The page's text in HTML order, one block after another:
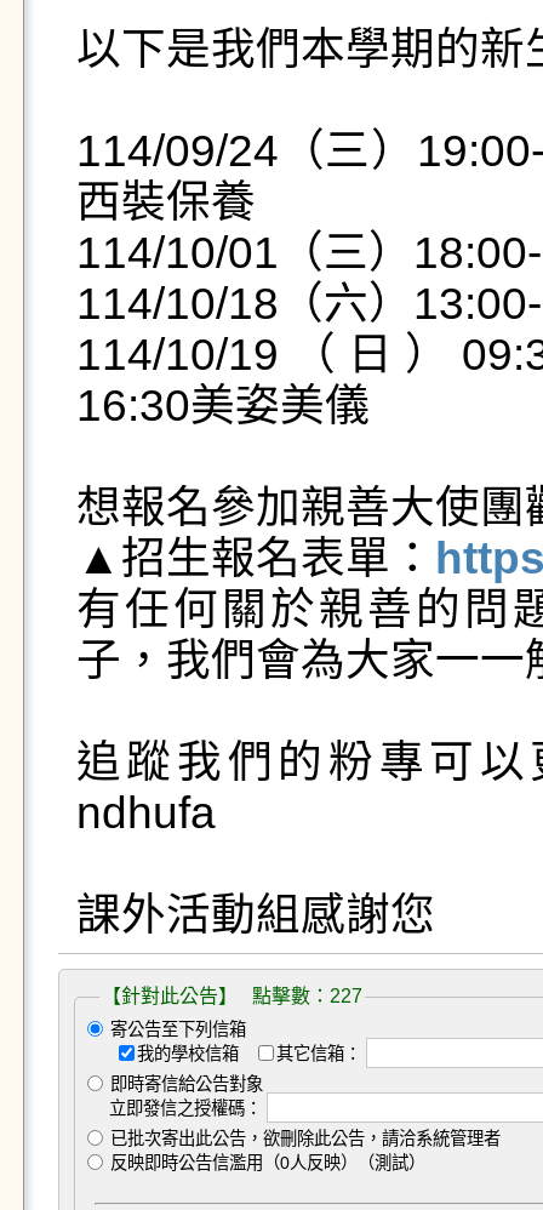
以下是我們本學期的
114/09/24（三）
西裝保養
114/10/01（三）
114/10/18（六）
114/10/19（日）
16:30美姿美儀
想報名參加親善大使
▲招生報名表單：
有任何關於親善的問
子，我們會為大家一一
追蹤我們的粉專可
ndhufa
【針對此公告】 點擊數：227
寄公告至下列信箱
我的學校信箱
其它信箱：
即時寄信給公告對象
立即發信之授權碼：
已批次寄出此公告，欲刪除此公告，請洽系統管理者
反映即時公告信濫用（0人反映）（測試）